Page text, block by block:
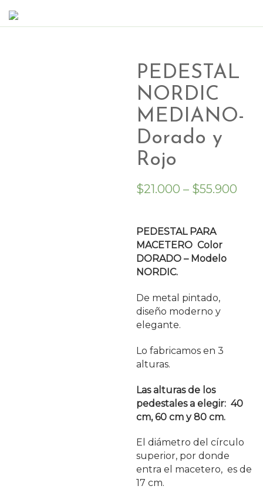
PEDESTAL
NORDIC
MEDIANO-
Dorado y
Rojo
$21.000 – $55.900
PEDESTAL PARA
MACETERO Color
DORADO – Modelo
NORDIC.
De metal pintado,
diseño moderno y
elegante.
Lo fabricamos en 3
alturas.
Las alturas de los
pedestales a elegir: 40
cm, 60 cm y 80 cm.
El diámetro del círculo
superior, por donde
entra el macetero, es de
17 cm.